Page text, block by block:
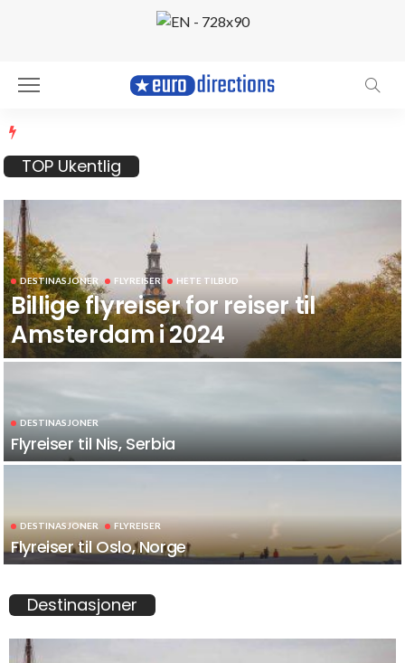
TOP Ukentlig
DESTINASJONER FLYREISER HETE TILBUD
Billige flyreiser for reiser til
Amsterdam i 2024
DESTINASJONER
Flyreiser til Nis, Serbia
DESTINASJONER FLYREISER
Flyreiser til Oslo, Norge
Destinasjoner